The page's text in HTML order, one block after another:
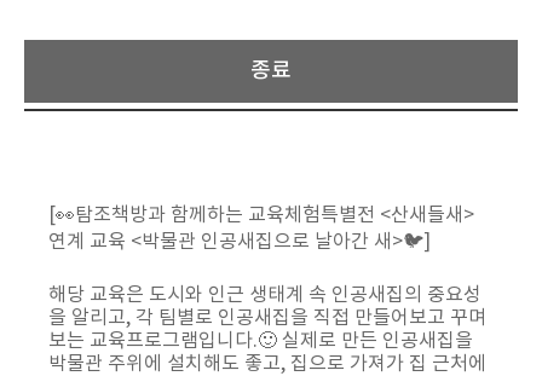
종료
[👀탐조책방과 함께하는 교육체험특별전 <산새들새>
연계 교육 <박물관 인공새집으로 날아간 새>🐦]
해당 교육은 도시와 인근 생태계 속 인공새집의 중요성
을 알리고, 각 팀별로 인공새집을 직접 만들어보고 꾸며
보는 교육프로그램입니다.🙂 실제로 만든 인공새집을
박물관 주위에 설치해도 좋고, 집으로 가져가 집 근처에